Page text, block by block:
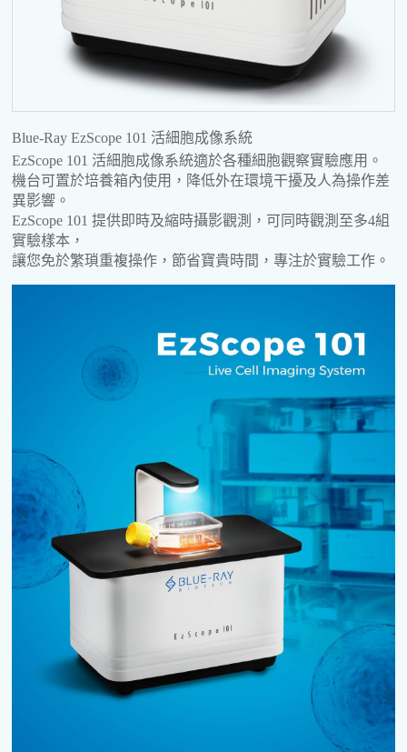
Blue-Ray EzScope 101 活細胞成像系統
EzScope 101 活細胞成像系統適於各種細胞觀察實驗應用。
機台可置於培養箱內使用，降低外在環境干擾及人為操作差
異影響。
EzScope 101 提供即時及縮時攝影觀測，可同時觀測至多4組
實驗樣本，
讓您免於繁瑣重複操作，節省寶貴時間，專注於實驗工作。